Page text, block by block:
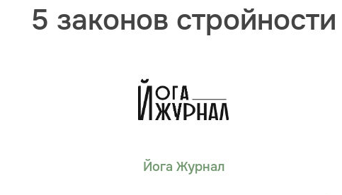
5 законов стройности
Йога Журнал